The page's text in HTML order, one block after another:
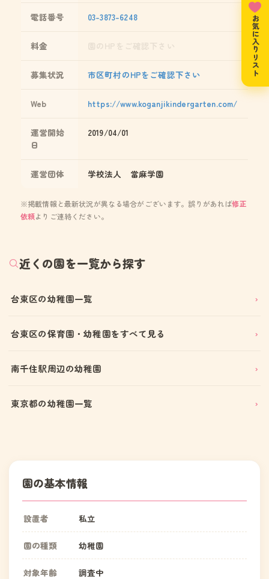
電話番号 03-3873-6248
料金
募集状況 市区町村のHPをご確認下さい
Web https://www.koganjikindergarten.com/
運営開始
日
2019/04/01
運営団体 学校法人 當麻学園
※掲載情報と最新状況が異なる場合がございます。誤りがあれば修正
依頼よりご連絡ください。
近くの園を一覧から探す
台東区の幼稚園一覧
台東区の保育園・幼稚園をすべて見る
南千住駅周辺の幼稚園
東京都の幼稚園一覧
園の基本情報
設置者 私立
園の種類 幼稚園
対象年齢 調査中
お気に入りリスト